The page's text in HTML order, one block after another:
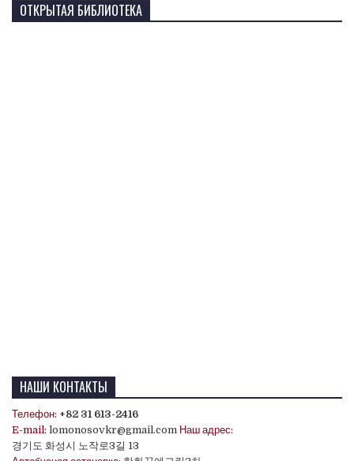
ОТКРЫТАЯ БИБЛИОТЕКА
НАШИ КОНТАКТЫ
Телефон: +82 31 613-2416
E-mail: lomonosovkr@gmail.com Наш адрес:
경기도 화성시 노작로3길 13